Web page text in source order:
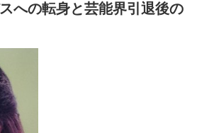
への転身と芸能界引退後の